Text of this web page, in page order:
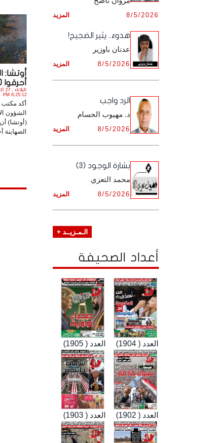
أحرقوا 1000 شجرة ...
6:25:12 PM
أكد مكتب
الشؤون
(أوتشا)
الصهاينة
أرشيف شهر ديـسـمـبـر ,
أرشيف شهر نـوفـمـبـر ,
أرشيف شهر ديـسـمـبـر ,
المزيد 8/5/2026
هدوءٌ.. يثير الضجيج!
عدنان باوزير
المزيد 8/5/2026
الرد واجب
د. مهيوب الحسام
المزيد 8/5/2026
بشارة الوجود (3)
محمد التعزي
المزيد 8/5/2026
الـمـزيــد +
أعداد الصحيفة
العدد ( 1905) العدد ( 1904)
العدد ( 1903) العدد ( 1902)